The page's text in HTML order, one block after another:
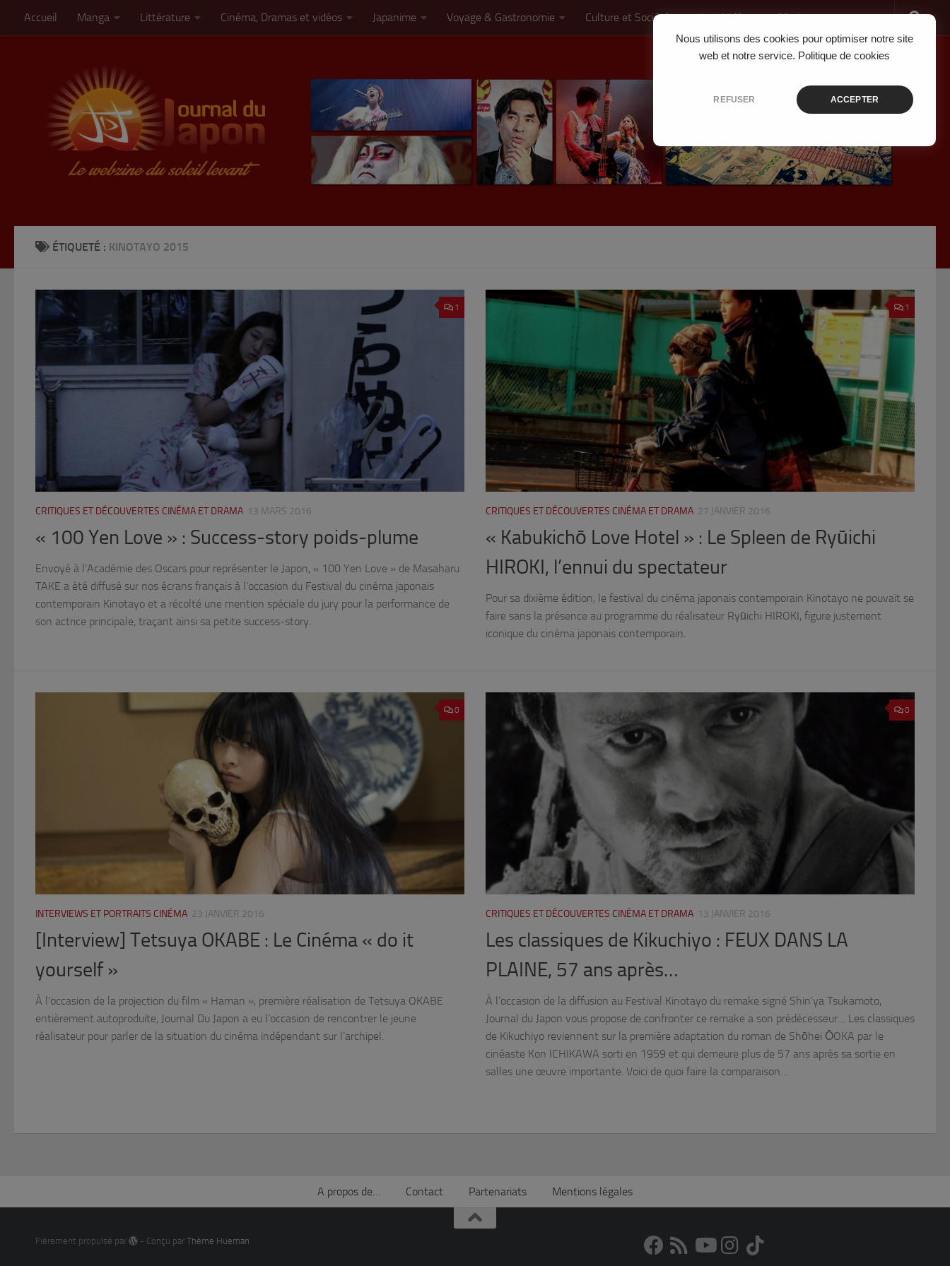
Nous utilisons des cookies pour optimiser notre site
web et notre service. Politique de cookies
REFUSER ACCEPTER
Skip to content
Accueil Manga Littérature Cinéma, Dramas et vidéos Japanime Voyage & Gastronomie Culture et Société Jeux Vidéo Musique
ÉTIQUETÉ : KINOTAYO 2015
1
CRITIQUES ET DÉCOUVERTES CINÉMA ET DRAMA 13 MARS 2016
« 100 Yen Love » : Success-story poids-plume
Envoyé à l’Académie des Oscars pour représenter le Japon, « 100 Yen Love » de Masaharu
TAKE a été diffusé sur nos écrans français à l’occasion du Festival du cinéma japonais
contemporain Kinotayo et a récolté une mention spéciale du jury pour la performance de
son actrice principale, traçant ainsi sa petite success-story.
1
CRITIQUES ET DÉCOUVERTES CINÉMA ET DRAMA 27 JANVIER 2016
« Kabukichō Love Hotel » : Le Spleen de Ryūichi
HIROKI, l’ennui du spectateur
Pour sa dixième édition, le festival du cinéma japonais contemporain Kinotayo ne pouvait se
faire sans la présence au programme du réalisateur Ryūichi HIROKI, figure justement
iconique du cinéma japonais contemporain.
0
INTERVIEWS ET PORTRAITS CINÉMA 23 JANVIER 2016
[Interview] Tetsuya OKABE : Le Cinéma « do it
yourself »
À l’occasion de la projection du film « Haman », première réalisation de Tetsuya OKABE
entièrement autoproduite, Journal Du Japon a eu l’occasion de rencontrer le jeune
réalisateur pour parler de la situation du cinéma indépendant sur l’archipel.
0
CRITIQUES ET DÉCOUVERTES CINÉMA ET DRAMA 13 JANVIER 2016
Les classiques de Kikuchiyo : FEUX DANS LA
PLAINE, 57 ans après…
À l’occasion de la diffusion au Festival Kinotayo du remake signé Shin’ya Tsukamoto,
Journal du Japon vous propose de confronter ce remake a son prédécesseur… Les classiques
de Kikuchiyo reviennent sur la première adaptation du roman de Shōhei ŌOKA par le
cinéaste Kon ICHIKAWA sorti en 1959 et qui demeure plus de 57 ans après sa sortie en
salles une œuvre importante. Voici de quoi faire la comparaison…
A propos de… Contact Partenariats Mentions légales
Fièrement propulsé par - Conçu parThème Hueman